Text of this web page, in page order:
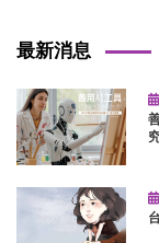
最新消息